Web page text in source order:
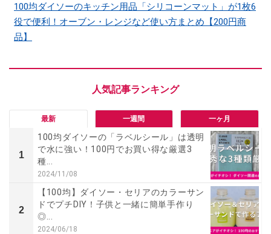
100均ダイソーのキッチン用品「シリコーンマット」​​が1枚6
役で便利！オーブン・レンジなど使い方まとめ【200円商
品】
最新 一週間 一ヶ月
1
100均ダイソーの「ラベルシール」は透明
で水に強い！100円でお買い得な厳選3
種...
2024/11/08
2
【100均】ダイソー・セリアのカラーサン
ドでプチDIY！子供と一緒に簡単手作り
◎...
2024/06/18